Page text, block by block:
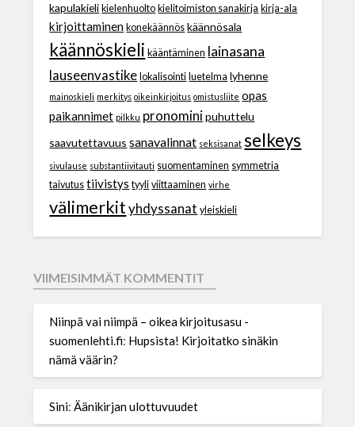
kapulakieli kielenhuolto kielitoimiston sanakirja kirja-ala
kirjoittaminen konekäännös käännösala
käännöskieli kääntäminen lainasana
lauseenvastike lokalisointi luetelma lyhenne
mainoskieli merkitys oikeinkirjoitus omistusliite opas
paikannimet pilkku pronomini puhuttelu
saavutettavuus sanavalinnat seksisanat selkeys
sivulause substantiivitauti suomentaminen symmetria
taivutus tiivistys tyyli viittaaminen virhe
välimerkit yhdyssanat yleiskieli
VIIMEISIMMÄT KOMMENTIT
Niinpä vai niimpä – oikea kirjoitusasu -
suomenlehti.fi: Hupsista! Kirjoitatko sinäkin
nämä väärin?
Sini:Äänikirjan ulottuvuudet